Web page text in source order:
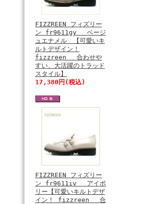
FIZZREEN フィズリー
ン fr9611gy ベージ
ュエナメル 【可愛いキ
ルトデザイン！
fizzreen 合わせや
すい、大活躍のトラッド
スタイル】
17,380円(税込)
FIZZREEN フィズリー
ン fr9611iv アイボ
リー【可愛いキルトデザ
イン！ fizzreen 合